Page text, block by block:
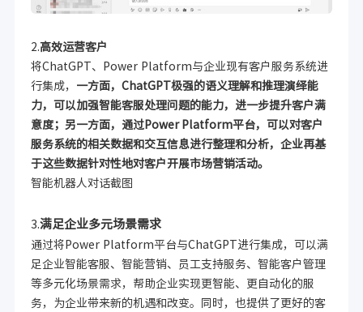
2.高效运营客户
将ChatGPT、Power Platform与企业现有客户服务系统进
行集成， 一方面，ChatGPT极强的语义理解和推理演绎能
力，可以加强智能客服处理问题的能力，进一步提升客户满
意度；另一方面，通过Power Platform平台，可以对客户
服务系统的相关数据和交互信息进行整理和分析，企业再基
于这些数据针对性地对客户开展市场营销活动。
智能机器人对话截图
3.满足企业多元场景需求
通过将Power Platform平台与ChatGPT进行集成，可以满
足企业智能客服、智能营销、员工支持服务、智能客户管理
等多元化场景需求，帮助企业实现更智能、更自动化的服
务，为企业带来新的机遇和改变。同时，也提供了更好的客